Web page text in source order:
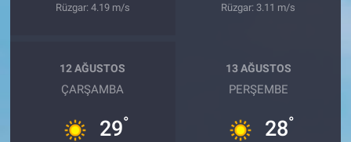
Rüzgar: 4.19 m/s
Rüzgar: 3.11 m/s
12 AĞUSTOS
ÇARŞAMBA
29°
13 AĞUSTOS
PERŞEMBE
28°